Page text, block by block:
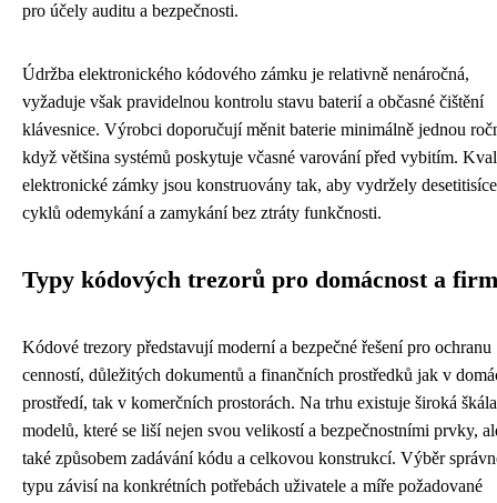
pro účely auditu a bezpečnosti.
Údržba elektronického kódového zámku je relativně nenáročná,
vyžaduje však pravidelnou kontrolu stavu baterií a občasné čištění
klávesnice. Výrobci doporučují měnit baterie minimálně jednou
když většina systémů poskytuje včasné varování před vybitím.
elektronické zámky jsou konstruovány tak, aby vydržely desetitisíce
cyklů odemykání a zamykání bez ztráty funkčnosti.
Typy kódových trezorů pro domácnost a
Kódové trezory představují moderní a bezpečné řešení pro ochranu
cenností, důležitých dokumentů a finančních prostředků jak v
prostředí, tak v komerčních prostorách. Na trhu existuje široká škála
modelů, které se liší nejen svou velikostí a bezpečnostními prvky,
také způsobem zadávání kódu a celkovou konstrukcí. Výběr
typu závisí na konkrétních potřebách uživatele a míře požadované